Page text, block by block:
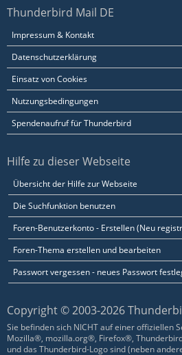
Thunderbird Mail DE
Impressum & Kontakt
Datenschutzerklärung
Einsatz von Cookies
Nutzungsbedingungen
Spendenaufruf für Thunderbird
Hilfe zu dieser Webseite
Übersicht der Hilfe zur Webseite
Die Suchfunktion benutzen
Foren-Benutzerkonto - Erstellen (Neu
Foren-Thema erstellen und bearbeiten
Passwort vergessen - neues Passwort
Copyright © 2003-2026
Sie befinden sich NICHT auf einer offiziellen
Mozilla®, mozilla.org®, Firefox®,
und das Thunderbird-Logo sind (neben